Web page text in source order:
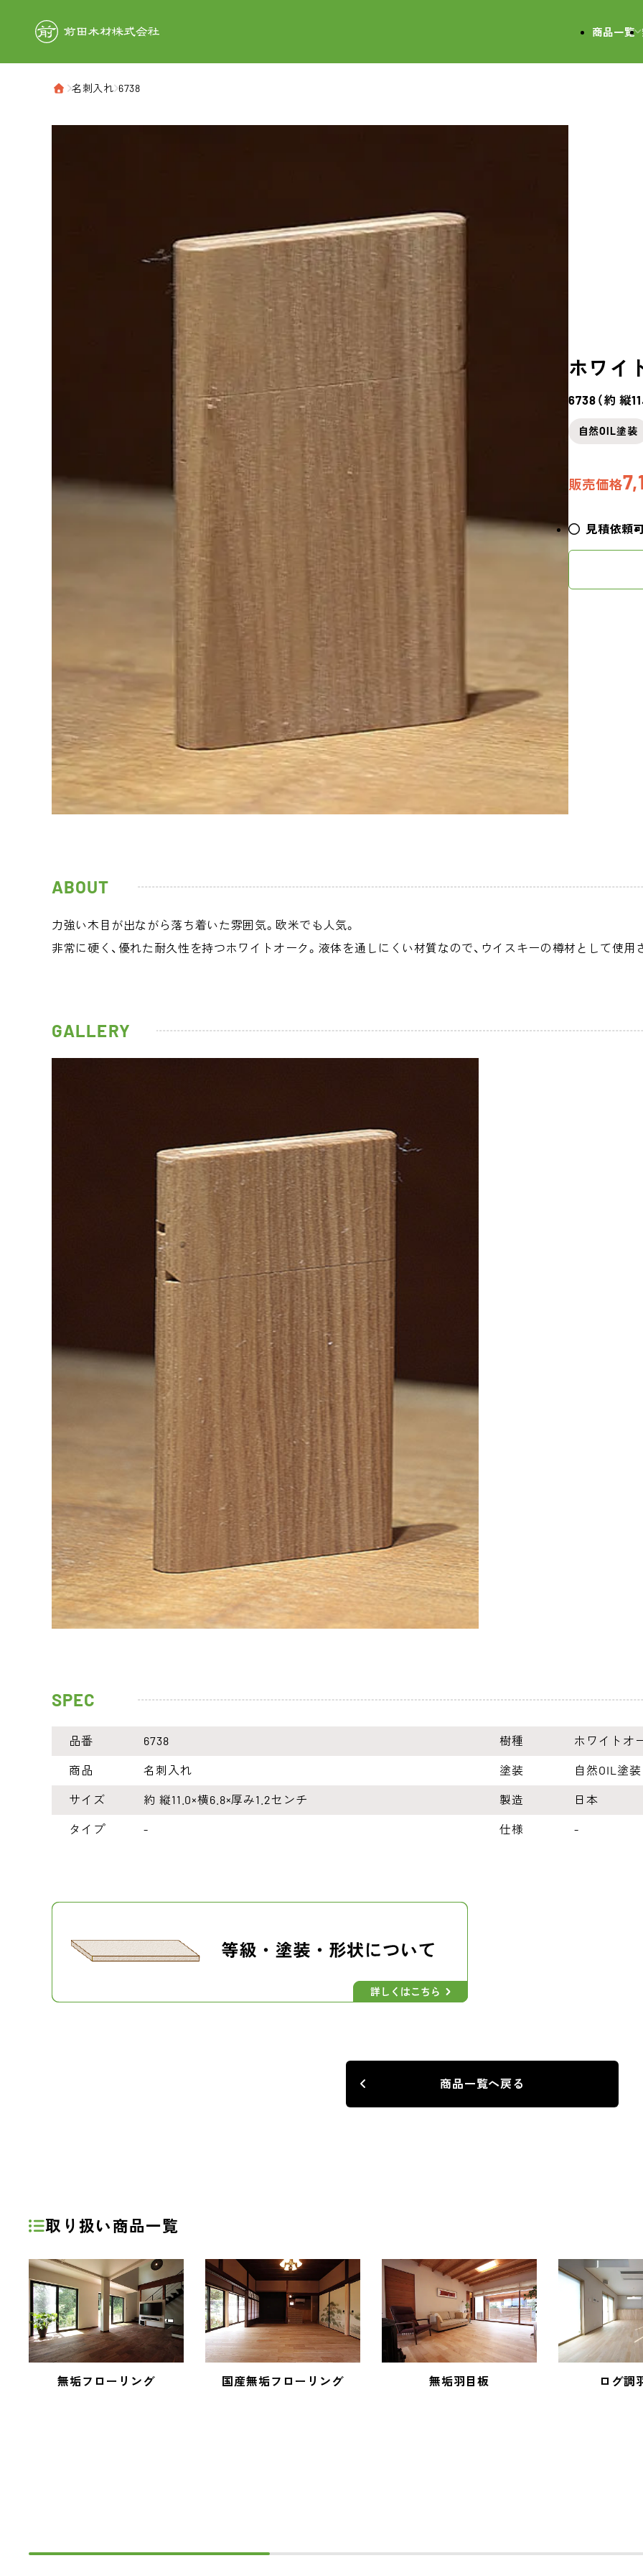
商品一覧
ホーム
›名刺入れ›6738
ホワイ
6738（約 縦
自然OIL塗装
販売価格
見積依頼
ABOUT
力強い木目が出ながら落ち着いた雰囲気。欧米でも人気。
非常に硬く、優れた耐久性を持つホワイトオーク。液体を通しにくい材質なので、ウイスキーの樽材として使用
GALLERY
SPEC
品番 6738 樹種 ホワイトオ
商品 名刺入れ 塗装 自然OIL塗装
サイズ 約 縦11.0×横6.8×厚み1.2センチ 製造 日本
タイプ - 仕様 -
商品一覧へ戻る
取り扱い商品一覧
無垢フローリング 国産無垢フローリング 無垢羽目板 ログ調